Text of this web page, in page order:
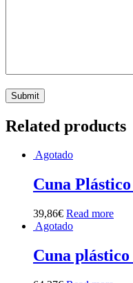
Related products
Agotado
Cuna
39,86€ Read more
Agotado
Cuna